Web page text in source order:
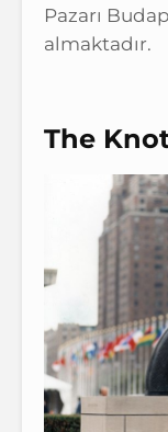
Pazarı
almaktadır.
The